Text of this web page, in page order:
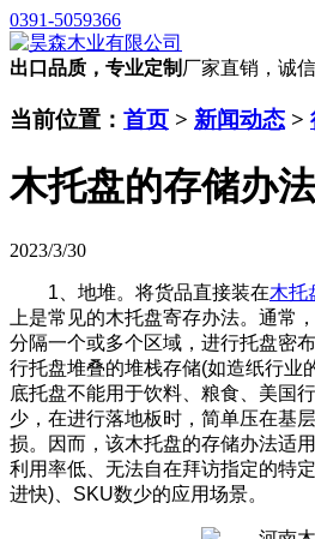
0391-5059366
出口品质，专业定制 厂家直销，诚
当前位置： 首页 > 新闻动态 >
木托盘的存储办
2023/3/30
1、地堆。将货品直接装在木托
上是常见的木托盘寄存办法。通常
分隔一个或多个区域，进行托盘密
行托盘堆叠的堆栈存储(如造纸行业
底托盘不能用于饮料、粮食、美国
少，在进行落地板时，简单压在基
损。因而，该木托盘的存储办法适
利用率低、无法自在拜访指定的特
进快)、SKU数少的应用场景。